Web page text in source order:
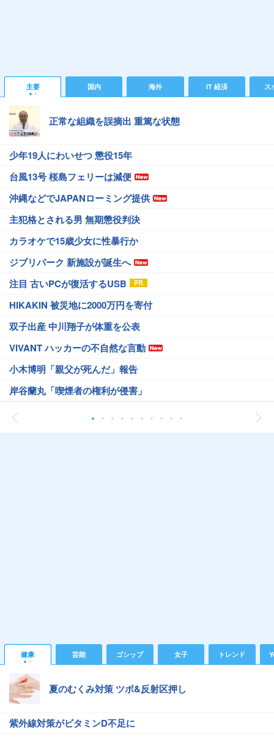
主要 国内 海外 IT 経済 ス
正常な組織を誤摘出 重篤な状態
少年19人にわいせつ 懲役15年
台風13号 桜島フェリーは減便
沖縄などでJAPANローミング提供
主犯格とされる男 無期懲役判決
カラオケで15歳少女に性暴行か
ジブリパーク 新施設が誕生へ
注目 古いPCが復活するUSB
HIKAKIN 被災地に2000万円を寄付
双子出産 中川翔子が体重を公表
VIVANT ハッカーの不自然な言動
小木博明「親父が死んだ」報告
岸谷蘭丸「喫煙者の権利が侵害」
健康 芸能 ゴシップ 女子 トレンド
夏のむくみ対策 ツボ&反射区押し
紫外線対策がビタミンD不足に